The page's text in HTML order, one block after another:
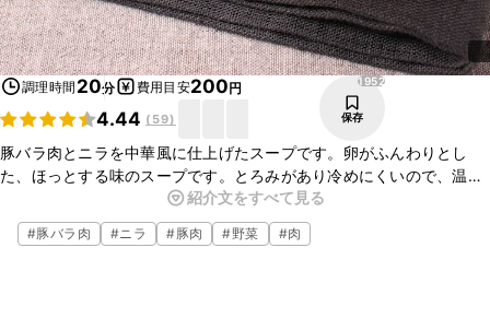
調理時間 20分 費用目安200円
4.44 ( 59)
1952
保存
豚バラ肉とニラを中華風に仕上げたスープです。卵がふんわりとし
た、ほっとする味のスープです。とろみがあり冷めにくいので、温ま
りたい時にもおすすめです。ご飯を足して、おやつや夜食にもいかが
でしょうか？ぜひお試しください。
紹介文をすべて見る
#豚バラ肉 #ニラ #豚肉 #野菜 #肉